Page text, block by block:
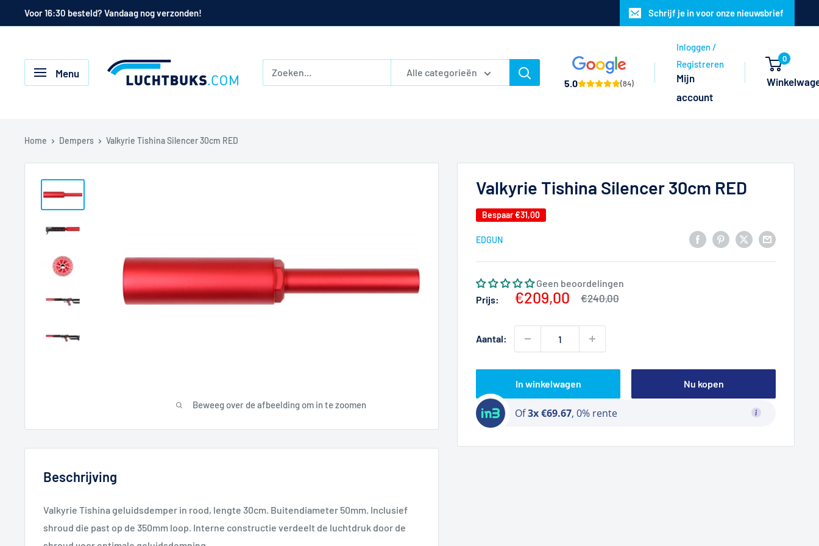
de
Voor 16:30 besteld? Vandaag nog verzonden! Schrijf je in voor onze nieuwsbrief
Menu Luchtbuks.com
Alle categorieën
5.0
(84)
Inloggen /
Registreren
Mijn
account
0
Home Dempers Valkyrie Tishina Silencer 30cm RED
Beweeg over de afbeelding om in te zoomen
Valkyrie Tishina Silencer 30cm RED
Bespaar€31,00
EDGUN
Geen beoordelingen
Prijs:
Actieprijs
€209,00
Normale
€240,00
Aantal:
In winkelwagen Nu kopen
Of3x €69.67, 0% rente
Beschrijving
Valkyrie Tishina geluidsdemper in rood, lengte 30cm. Buitendiameter 50mm. Inclusief
shroud die past op de 350mm loop. Interne constructie verdeelt de luchtdruk door de